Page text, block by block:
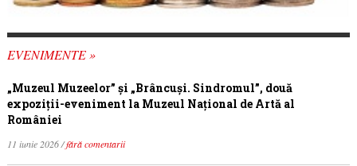
EVENIMENTE »
„Muzeul Muzeelor” și „Brâncuși. Sindromul”, două
expoziții-eveniment la Muzeul Național de Artă al
României
11 iunie 2026 /fără comentarii